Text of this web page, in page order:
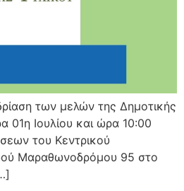
των μελών της Δημοτικής
01η Ιουλίου και ώρα 10:00
του Κεντρικού
Μαραθωνοδρόμου 95 στο